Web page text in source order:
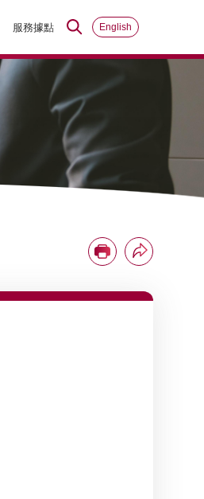
服務據點 English
分享